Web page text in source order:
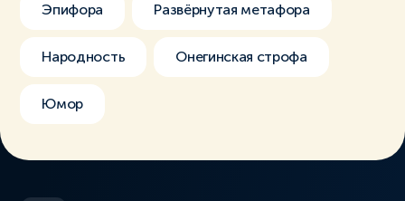
Эпифора Развёрнутая метафора
Народность Онегинская строфа
Юмор